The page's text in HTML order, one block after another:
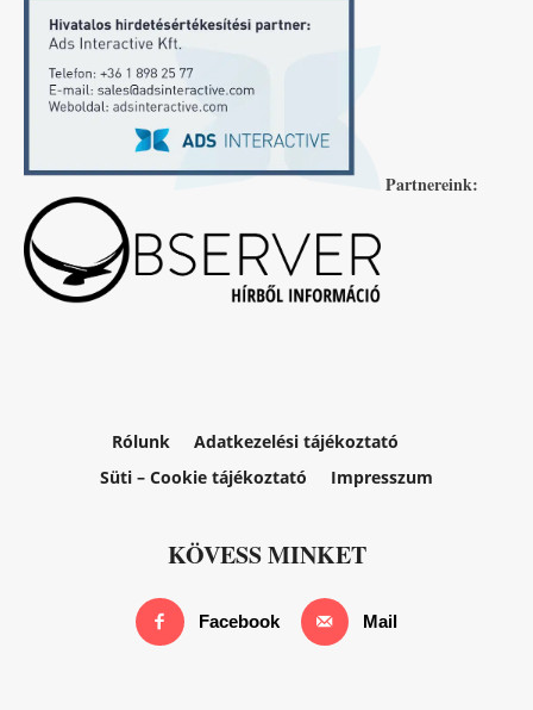
Partnereink:
Rólunk
Adatkezelési tájékoztató
Süti – Cookie tájékoztató
Impresszum
KÖVESS MINKET
Facebook Mail